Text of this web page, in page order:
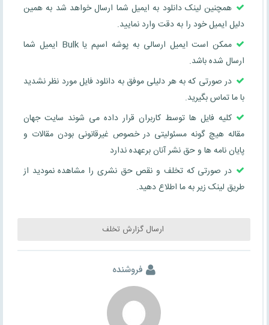
همچنین لینک دانلود به ایمیل شما ارسال خواهد شد به همین
دلیل ایمیل خود را به دقت وارد نمایید.
ممکن است ایمیل ارسالی به پوشه اسپم یا Bulk ایمیل شما
ارسال شده باشد.
در صورتی که به هر دلیلی موفق به دانلود فایل مورد نظر نشدید
با ما تماس بگیرید.
کلیه فایل ها توسط کاربران قرار داده می شوند سایت جهان
مقاله هیچ گونه مسئولیتی در خصوص غیرقانونی بودن مقالات و
پایان نامه ها و حق نشر آنان برعهده ندارد
در صورتی که تخلف و نقص حق نشری را مشاهده نمودید از
طریق لینک زیر به ما اطلاع دهید.
ارسال گزارش تخلف
فروشنده